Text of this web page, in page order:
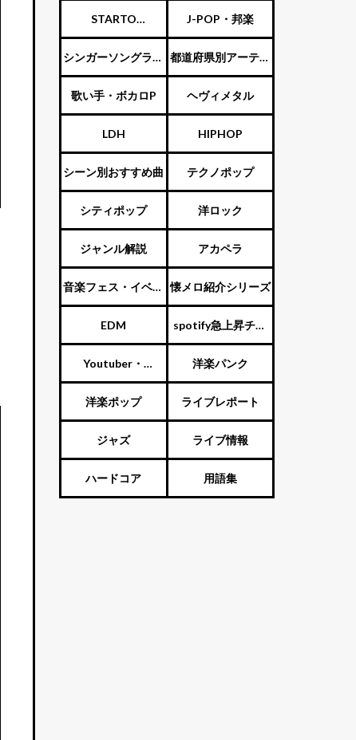
STARTO
ENTERTAINMENT（旧
ジャニーズ）
J-POP・邦楽
シンガーソングライ
ター
都道府県別アーティ
スト
歌い手・ボカロP ヘヴィメタル
LDH HIPHOP
シーン別おすすめ曲 テクノポップ
シティポップ 洋ロック
ジャンル解説 アカペラ
音楽フェス・イベン
ト
懐メロ紹介シリーズ
EDM spotify急上昇チャ
ート
Youtuber・
Vtuber・歌い手
洋楽パンク
洋楽ポップ ライブレポート
ジャズ ライブ情報
ハードコア 用語集